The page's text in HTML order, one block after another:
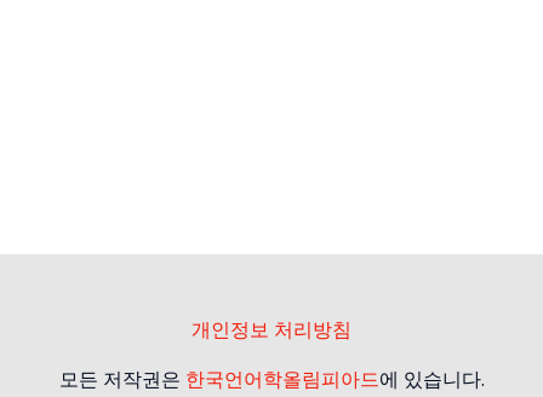
개인정보 처리방침
모든 저작권은 한국언어학올림피아드에 있습니다.